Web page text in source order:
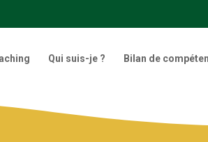
Qui suis-je ? Bilan de